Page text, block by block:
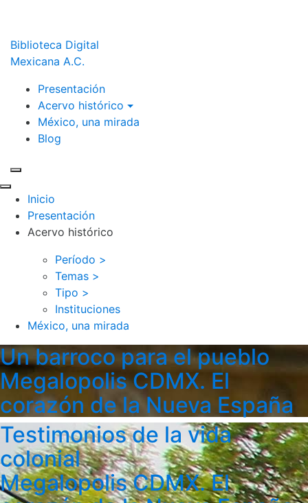
Biblioteca Digital
Mexicana A.C.
Presentación
Acervo histórico
México, una mirada
Blog
Inicio
Presentación
Acervo histórico
Período >
Temas >
Tipo >
Instituciones
México, una mirada
Un barroco para el pueblo
Megalopolis CDMX. El
corazón de la Nueva España
Testimonios de la vida
colonial
Megalopolis CDMX. El